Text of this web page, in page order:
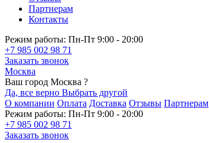
Партнерам
Контакты
Режим работы: Пн-Пт 9:00 - 20:00
+7 985 002 98 71
Заказать звонок
Москва
Ваш город Москва ?
Да, все верно Выбрать другой
О компании Оплата Доставка Отзывы Партнерам
Режим работы: Пн-Пт 9:00 - 20:00
+7 985 002 98 71
Заказать звонок